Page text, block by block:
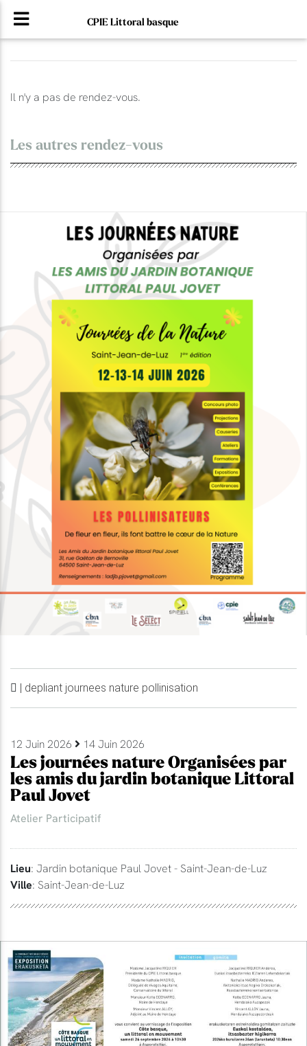
CPIE Littoral basque
Il n'y a pas de rendez-vous.
Les autres rendez-vous
| depliant journees nature pollinisation
12 Juin 2026 14 Juin 2026
Les journées nature Organisées par
les amis du jardin botanique Littoral
Paul Jovet
Atelier Participatif
Lieu: Jardin botanique Paul Jovet - Saint-Jean-de-Luz
Ville: Saint-Jean-de-Luz